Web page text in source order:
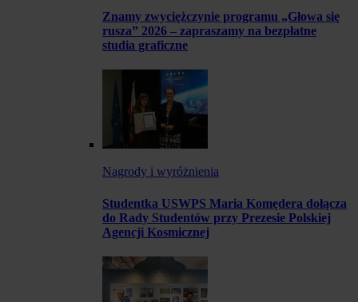
Znamy zwyciężczynie programu „Głowa się
rusza” 2026 – zapraszamy na bezpłatne
studia graficzne
Nagrody i wyróżnienia
Studentka USWPS Maria Komędera dołącza
do Rady Studentów przy Prezesie Polskiej
Agencji Kosmicznej